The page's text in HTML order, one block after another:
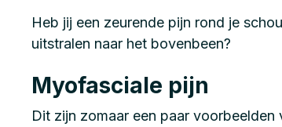
Heb jij een zeurende pijn rond je
uitstralen naar het bovenbeen?
Myofasciale pijn
Dit zijn zomaar een paar